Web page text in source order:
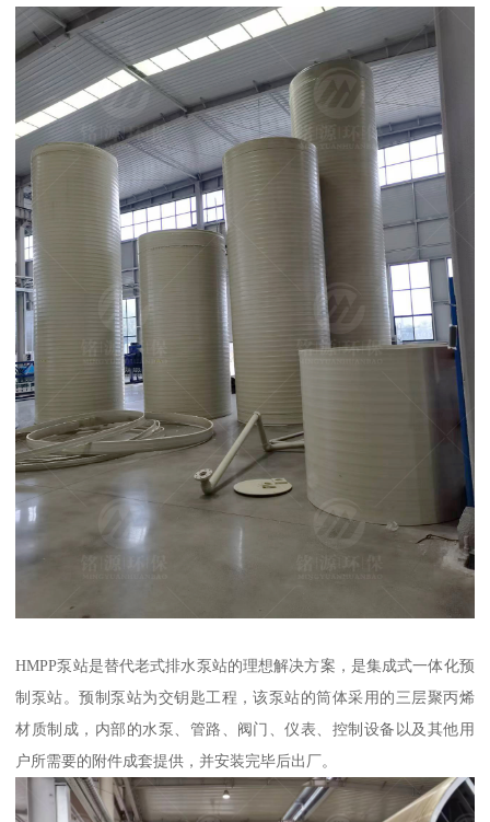
HMPP泵站是替代老式排水泵站的理想解决方案，是集成式一体化预
制泵站。预制泵站为交钥匙工程，该泵站的筒体采用的三层聚丙烯
材质制成，内部的水泵、管路、阀门、仪表、控制设备以及其他用
户所需要的附件成套提供，并安装完毕后出厂。